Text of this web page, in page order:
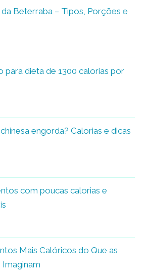
da Beterraba – Tipos, Porções e
para dieta de 1300 calorias por
engorda? Calorias e dicas
com poucas calorias e
Mais Calóricos do Que as
Imaginam